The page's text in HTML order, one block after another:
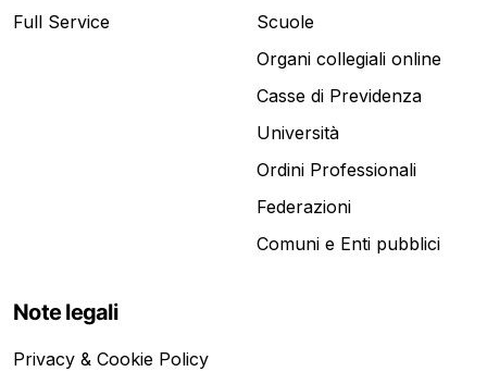
Full Service
Scuole
Organi collegiali online
Casse di Previdenza
Università
Ordini Professionali
Federazioni
Comuni e Enti pubblici
Note legali
Privacy & Cookie Policy